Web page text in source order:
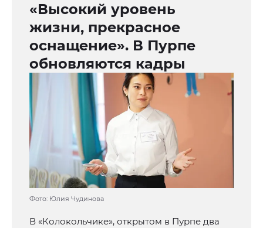
«Высокий уровень
жизни, прекрасное
оснащение». В Пурпе
обновляются кадры
Фото: Юлия Чудинова
В «Колокольчике», открытом в Пурпе два